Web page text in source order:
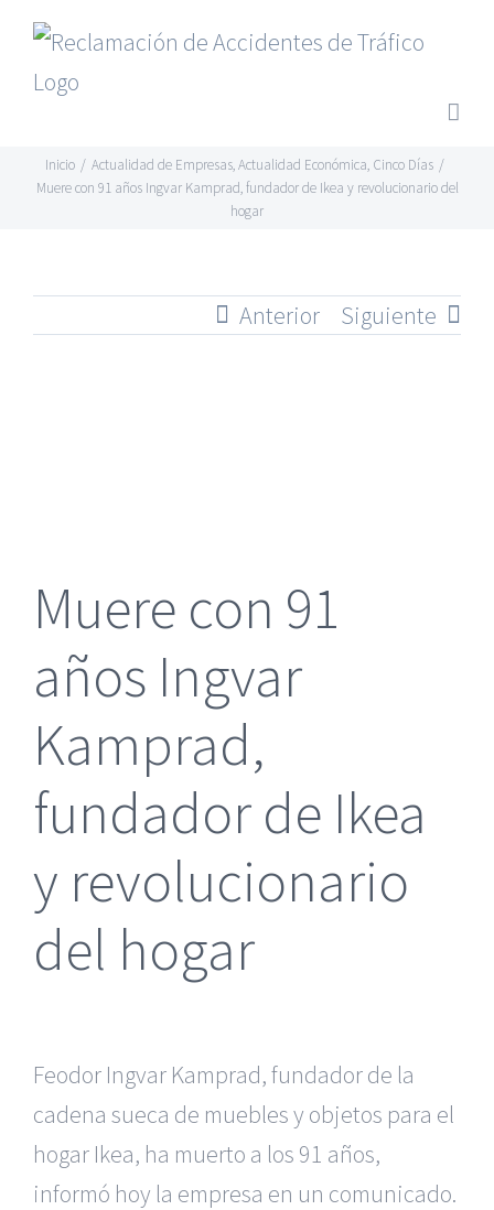
Saltar
contenido
Inicio / Actualidad de Empresas,Actualidad Económica, Cinco Días /
Muere con 91 años Ingvar Kamprad, fundador de Ikea y revolucionario del
hogar
Anterior Siguiente
Muere con 91
años Ingvar
Kamprad,
fundador de Ikea
y revolucionario
del hogar
Feodor Ingvar Kamprad, fundador de la
cadena sueca de muebles y objetos para el
hogar Ikea, ha muerto a los 91 años,
informó hoy la empresa en un comunicado.